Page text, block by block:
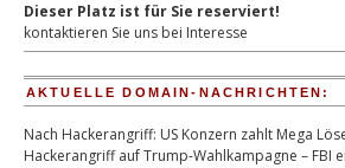
Dieser Platz ist für Sie reserviert!
kontaktieren Sie uns bei Interesse
AKTUELLE DOMAIN-NACHRICHTEN:
Nach Hackerangriff: US Konzern zahlt Mega
Hackerangriff auf Trump-Wahlkampagne – FBI